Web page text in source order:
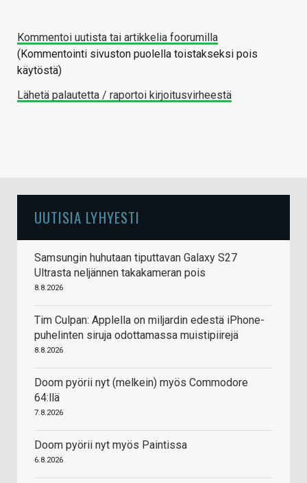
Kommentoi uutista tai artikkelia foorumilla
(Kommentointi sivuston puolella toistakseksi pois
käytöstä)
Lähetä palautetta / raportoi kirjoitusvirheestä
UUTISIA LYHYESTI
Samsungin huhutaan tiputtavan Galaxy S27
Ultrasta neljännen takakameran pois
8.8.2026
Tim Culpan: Applella on miljardin edestä iPhone-
puhelinten siruja odottamassa muistipiirejä
8.8.2026
Doom pyörii nyt (melkein) myös Commodore
64:llä
7.8.2026
Doom pyörii nyt myös Paintissa
6.8.2026